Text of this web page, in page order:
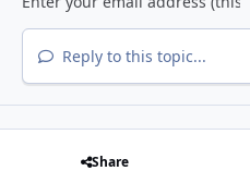
Reply to this topic...
Share